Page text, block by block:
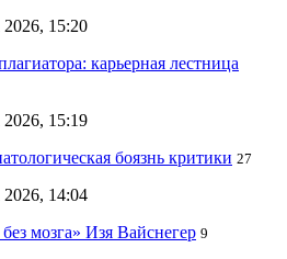
2026, 15:20
карьерная лестница
2026, 15:19
боязнь критики 27
2026, 14:04
мозга» Изя Вайснегер 9